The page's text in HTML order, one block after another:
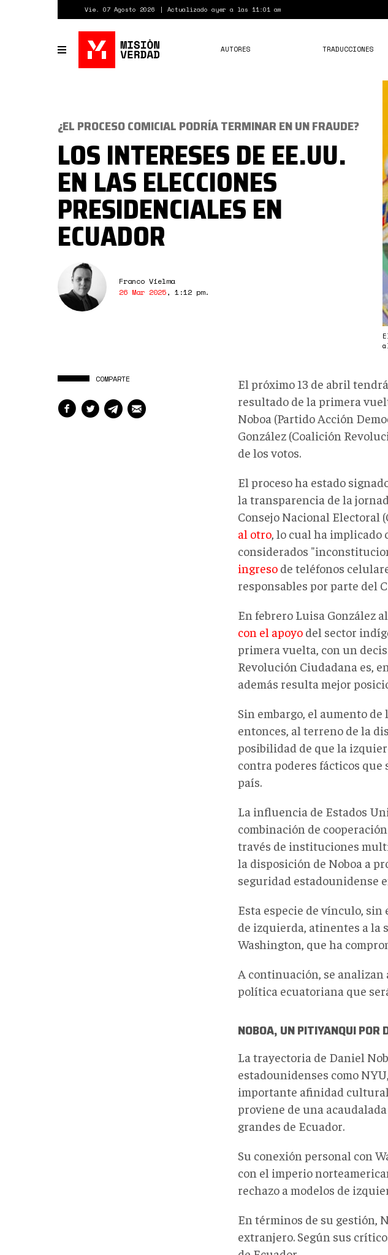
Vie. 07 Agosto 2026 Actualizado ayer a las 11:01 am
Toggle
navigation
AUTORES TRADUCCIONES
¿EL PROCESO COMICIAL PODRÍA TERMINAR EN UN FRAUDE?
LOS INTERESES DE EE.UU.
EN LAS ELECCIONES
PRESIDENCIALES EN
ECUADOR
Franco Vielma
26 Mar 2025, 1:12 pm.
COMPARTE El próximo 13 de abril
resultado de la primera
Noboa (Partido Acción
González (Coalición
de los votos.
El proceso ha estado
la transparencia de la
Consejo Nacional Electoral
al otro, lo cual ha implicado
considerados
ingreso de teléfonos
responsables por parte del
En febrero Luisa González
con el apoyo del sector
primera vuelta, con un
Revolución Ciudadana es,
además resulta mejor
Sin embargo, el aumento
entonces, al terreno de la
posibilidad de que la
contra poderes fácticos
país.
La influencia de Estados
combinación de
través de instituciones
la disposición de Noboa a
seguridad estadounidense
Esta especie de vínculo, sin
de izquierda, atinentes a la
Washington, que ha
A continuación, se
política ecuatoriana que
NOBOA, UN PITIYANQUI POR
La trayectoria de Daniel
estadounidenses como
importante afinidad cultural
proviene de una
grandes de Ecuador.
Su conexión personal con
con el imperio
rechazo a modelos de
En términos de su gestión,
extranjero. Según sus